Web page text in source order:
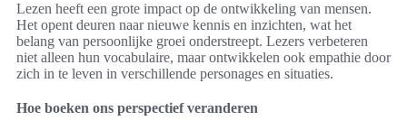
Lezen heeft een grote impact op de ontwikkeling van mensen.
Het opent deuren naar nieuwe kennis en inzichten, wat het
belang van persoonlijke groei onderstreept. Lezers verbeteren
niet alleen hun vocabulaire, maar ontwikkelen ook empathie door
zich in te leven in verschillende personages en situaties.
Hoe boeken ons perspectief veranderen